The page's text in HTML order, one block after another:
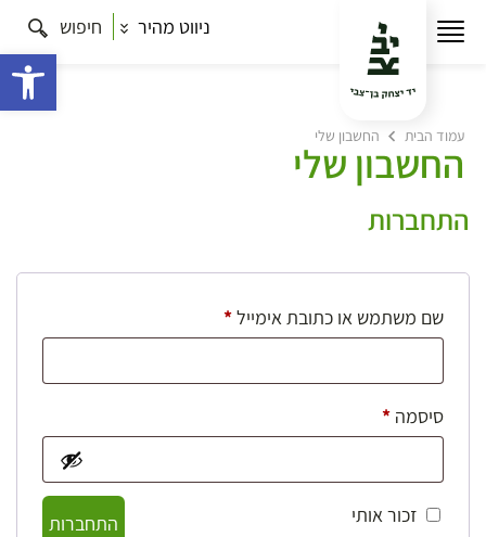
ניווט מהיר חיפוש
עמוד הבית החשבון שלי
החשבון שלי
התחברות
שם משתמש או כתובת אימייל*חובה
סיסמה *חובה
זכור אותי
התחברות